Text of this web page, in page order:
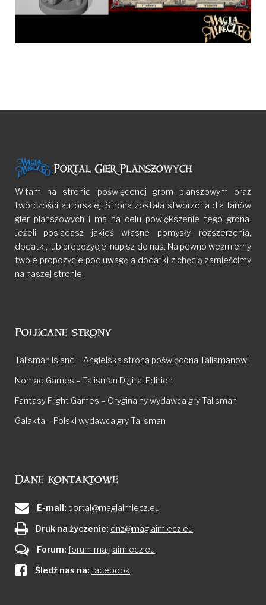
Witam na stronie poświęconej grom planszowym oraz
twórczości autorskiej. Strona została stworzona dla fanów
gier planszowych i ma na celu powiększenie tego grona.
Jeżeli posiadasz jakieś własne pomysły, rozszerzenia,
dodatki, lub propozycje, napisz do nas. Na pewno weźmiemy
twoje propozycje pod uwagę a dodatki z chęcią zamieścimy
na naszej stronie.
Polecane strony
Talisman Island – Angielska strona poświęcona Talismanowi
Nomad Games – Talisman Digital Edition
Fantasy Flight Games – Oryginalny wydawca gry Talisman
Galakta – Polski wydawca gry Talisman
Dane kontaktowe
E-mail: portal@magiaimiecz.eu
Druk na życzenie: dnz@magiaimiecz.eu
Forum: forum.magiaimiecz.eu
Śledź nas na: facebook